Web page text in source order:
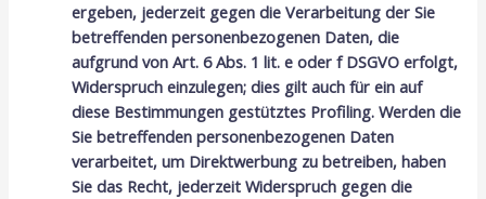
ergeben, jederzeit gegen die Verarbeitung der Sie
betreffenden personenbezogenen Daten, die
aufgrund von Art. 6 Abs. 1 lit. e oder f DSGVO erfolgt,
Widerspruch einzulegen; dies gilt auch für ein auf
diese Bestimmungen gestütztes Profiling. Werden die
Sie betreffenden personenbezogenen Daten
verarbeitet, um Direktwerbung zu betreiben, haben
Sie das Recht, jederzeit Widerspruch gegen die